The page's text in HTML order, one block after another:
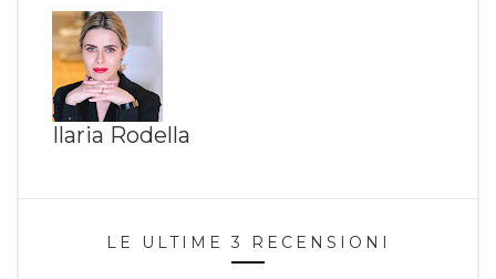
Ilaria Rodella
LE ULTIME 3 RECENSIONI